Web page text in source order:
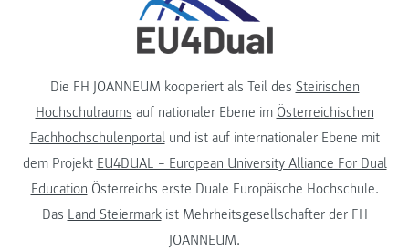
Die FH JOANNEUM kooperiert als Teil des Steirischen
Hochschulraums auf nationaler Ebene im Österreichischen
Fachhochschulenportalund ist auf internationaler Ebene mit
dem Projekt EU4DUAL – European University Alliance For Dual
Education Österreichs erste Duale Europäische Hochschule.
Das Land Steiermarkist Mehrheitsgesellschafter der FH
JOANNEUM.